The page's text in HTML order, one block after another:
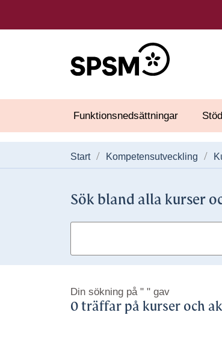
Funktionsnedsättningar
Start Kompetensutveckling
Sök bland alla kurser
Din sökning på " " gav
0 träffar på kurser och